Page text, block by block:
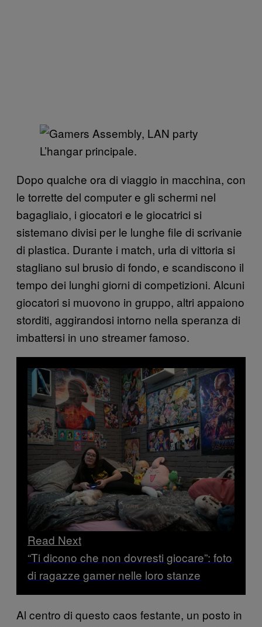
L’hangar principale.
Dopo qualche ora di viaggio in macchina, con
le torrette del computer e gli schermi nel
bagagliaio, i giocatori e le giocatrici si
sistemano divisi per le lunghe file di scrivanie
di plastica. Durante i match, urla di vittoria si
stagliano sul brusio di fondo, e scandiscono il
tempo dei lunghi giorni di competizioni. Alcuni
giocatori si muovono in gruppo, altri appaiono
storditi, aggirandosi intorno nella speranza di
imbattersi in uno streamer famoso.
Read Next
“Ti dicono che non dovresti giocare”: foto
di ragazze gamer nelle loro stanze
Al centro di questo caos festante, un posto in